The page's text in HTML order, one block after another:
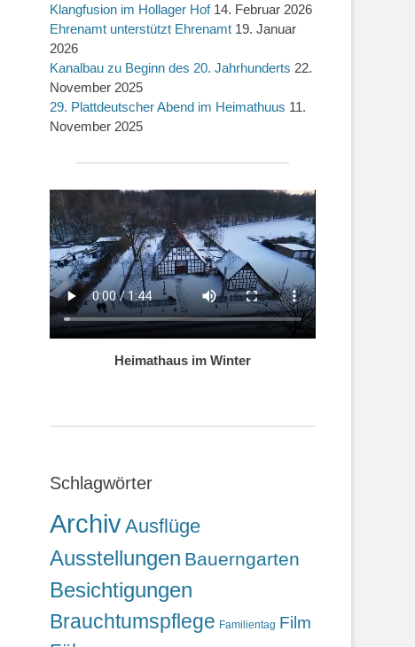
Klangfusion im Hollager Hof 14. Februar 2026
Ehrenamt unterstützt Ehrenamt 19. Januar
2026
Kanalbau zu Beginn des 20. Jahrhunderts 22.
November 2025
29. Plattdeutscher Abend im Heimathuus 11.
November 2025
Heimathaus im Winter
Schlagwörter
ArchivAusflüge
Ausstellungen Bauerngarten
Besichtigungen
Brauchtumspflege Familientag Film